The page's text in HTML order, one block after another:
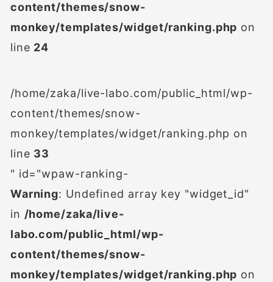
content/themes/snow-
monkey/templates/widget/ranking.php on
line 24
/home/zaka/live-labo.com/public_html/wp-
content/themes/snow-
monkey/templates/widget/ranking.php on
line 33
" id="wpaw-ranking-
Warning: Undefined array key "widget_id"
in /home/zaka/live-
labo.com/public_html/wp-
content/themes/snow-
monkey/templates/widget/ranking.php on